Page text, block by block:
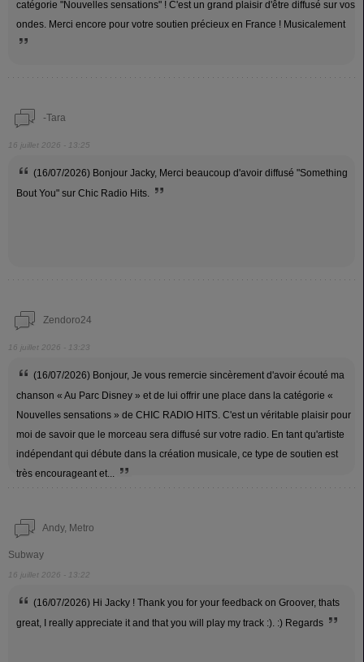
catégorie "Nouvelles sensations" ! C'est un grand plaisir d'être diffusé sur vos
ondes. Merci encore pour votre soutien précieux en France ! Musicalement
-Tara
16 juillet 2026 - 13:25
(16/07/2026) Bonjour Jacky, Merci beaucoup d'avoir diffusé "Something
Bout You" sur Chic Radio Hits.
Zendoro24
16 juillet 2026 - 13:23
(16/07/2026) Bonjour, Je vous remercie sincèrement d'avoir écouté ma
chanson « Au Parc Disney » et de lui offrir une place dans la catégorie «
Nouvelles sensations » de CHIC RADIO HITS. C'est un véritable plaisir pour
moi de savoir que le morceau sera diffusé sur votre radio. En tant qu'artiste
indépendant qui débute dans la création musicale, ce type de soutien est
très encourageant et...
Andy, Metro
Subway
16 juillet 2026 - 13:22
(16/07/2026) Hi Jacky ! Thank you for your feedback on Groover, thats
great, I really appreciate it and that you will play my track :). :) Regards